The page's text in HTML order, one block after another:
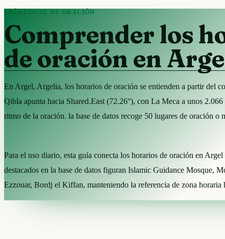
GUÍA LOCAL DE ORACIÓN
Comprender los
de oración en
En Argel, Argelia, los horarios de oración se entienden a partir del
Qibla apunta hacia Shared.East (72.26°), con La Meca a unos
ritmo de la oración. la base de datos recoge 50 lugares de oración o
Para el uso diario, esta guía conecta los horarios de oración en
destacados en la base de datos figuran Islamic Guidance Mosque,
Ezzouar, Bordj el Kiffan, manteniendo la referencia de zona